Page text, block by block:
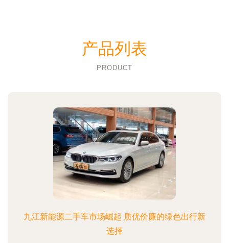
产品列表
PRODUCT
九江新能源二手车市场崛起 质优价廉的绿色出行新
选择